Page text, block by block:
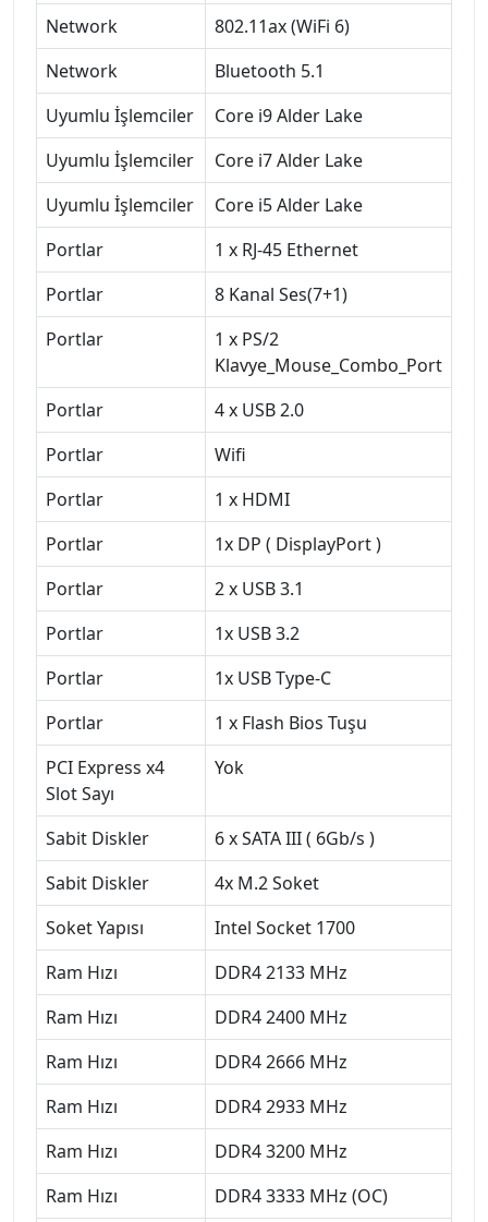
Network
802.11ax (WiFi 6)
Network
Bluetooth 5.1
Uyumlu İşlemciler
Core i9 Alder Lake
Uyumlu İşlemciler
Core i7 Alder Lake
Uyumlu İşlemciler
Core i5 Alder Lake
Portlar
1 x RJ-45 Ethernet
Portlar
8 Kanal Ses(7+1)
Portlar
1 x PS/2
Klavye_Mouse_Combo_Port
Portlar
4 x USB 2.0
Portlar
Wifi
Portlar
1 x HDMI
Portlar
1x DP ( DisplayPort )
Portlar
2 x USB 3.1
Portlar
1x USB 3.2
Portlar
1x USB Type-C
Portlar
1 x Flash Bios Tuşu
PCI Express x4
Slot Sayı
Yok
Sabit Diskler
6 x SATA III ( 6Gb/s )
Sabit Diskler
4x M.2 Soket
Soket Yapısı
Intel Socket 1700
Ram Hızı
DDR4 2133 MHz
Ram Hızı
DDR4 2400 MHz
Ram Hızı
DDR4 2666 MHz
Ram Hızı
DDR4 2933 MHz
Ram Hızı
DDR4 3200 MHz
Ram Hızı
DDR4 3333 MHz (OC)